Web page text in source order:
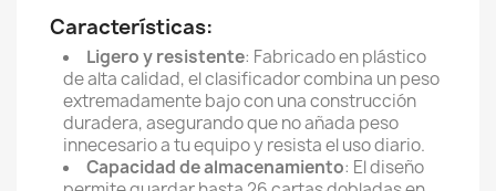
Características:
Ligero y resistente: Fabricado en plástico
de alta calidad, el clasificador combina un peso
extremadamente bajo con una construcción
duradera, asegurando que no añada peso
innecesario a tu equipo y resista el uso diario.
Capacidad de almacenamiento: El diseño